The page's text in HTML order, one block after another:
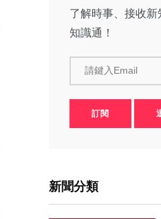
了解時事、接收新
知識通！
請鍵入Email
訂閱
新聞分類